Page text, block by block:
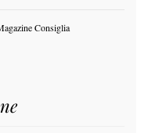
Consiglia